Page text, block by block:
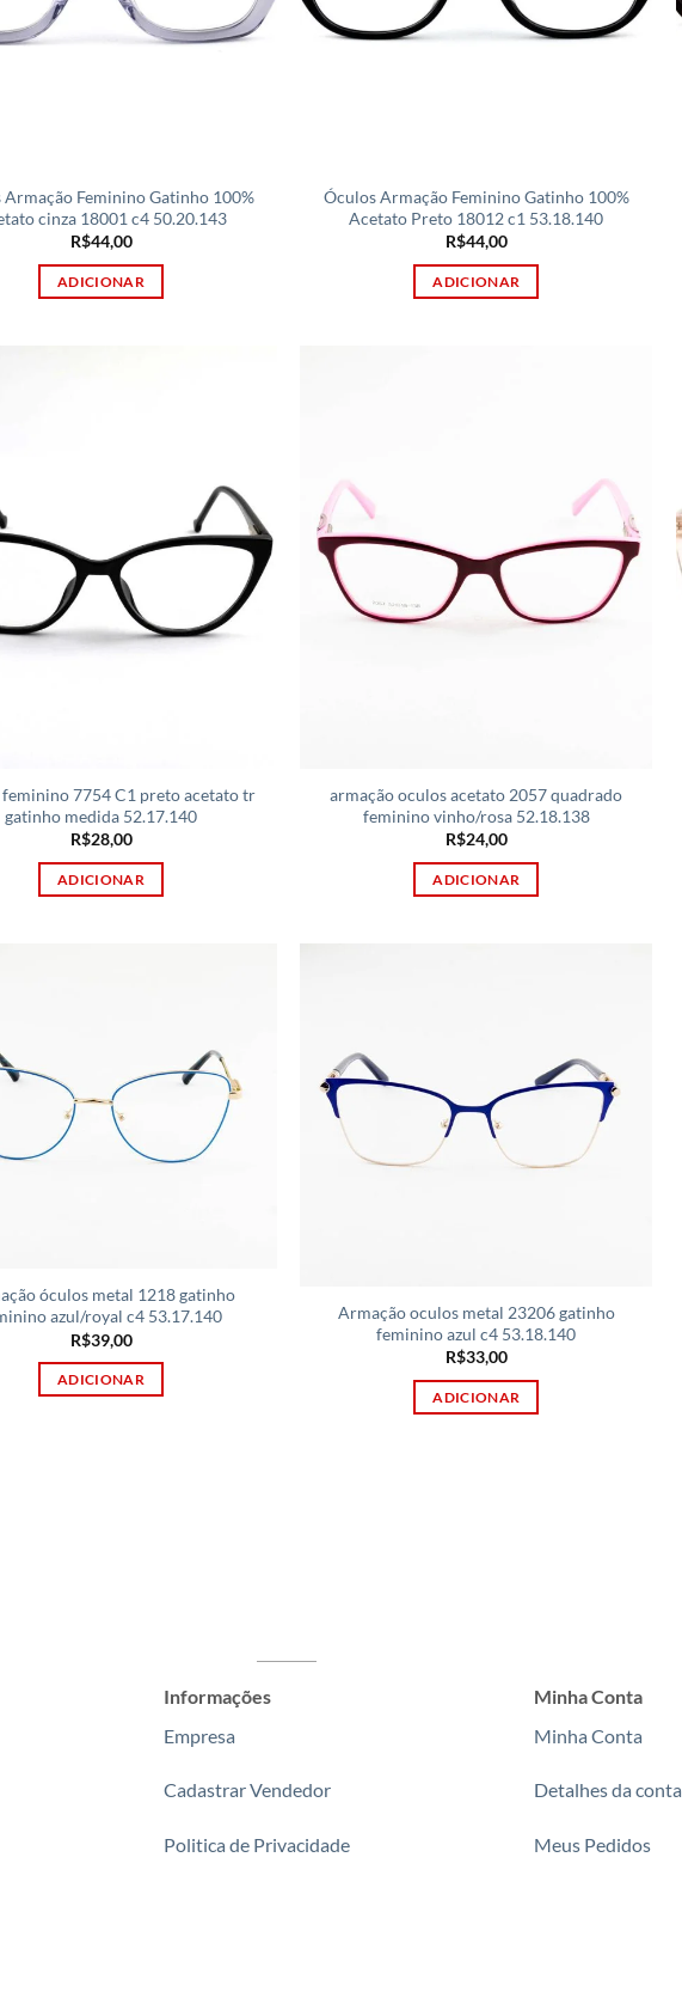
Armação Feminino Gatinho 100%
cinza 18001 c4 50.20.143
R$44,00
ADICIONAR
Óculos Armação Feminino Gatinho 100%
Acetato Preto 18012 c1 53.18.140
R$44,00
ADICIONAR
7754 C1 preto acetato tr
gatinho medida 52.17.140
R$28,00
ADICIONAR
armação oculos acetato 2057 quadrado
feminino vinho/rosa 52.18.138
R$24,00
ADICIONAR
óculos metal 1218 gatinho
azul/royal c4 53.17.140
R$39,00
ADICIONAR
Armação oculos metal 23206 gatinho
feminino azul c4 53.18.140
R$33,00
ADICIONAR
Informações
Empresa
Cadastrar Vendedor
Politica de Privacidade
Minha Conta
Minha Conta
Detalhes da conta
Meus Pedidos